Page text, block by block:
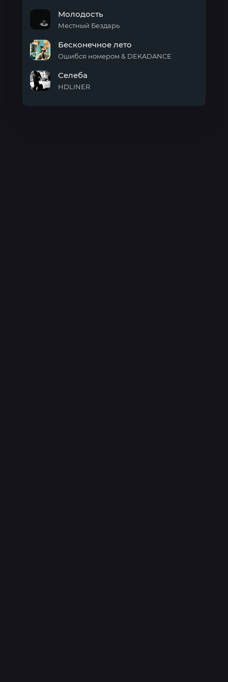
на
миндальном
Молодость
Местный Бездарь
лето
Бесконечное лето
Ошибся номером & DEKADANCE
Селеба
HDLINER